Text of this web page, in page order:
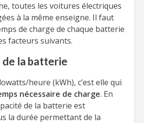
toutes les voitures électriques
à la même enseigne. Il faut
de charge de chaque batterie
facteurs suivants.
de la batterie
heure (kWh), c’est elle qui
nécessaire de charge. En
de la batterie est
la durée permettant de la